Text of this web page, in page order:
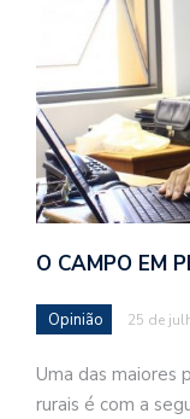
O CAMPO EM
Opinião 25 de
Uma das maiores
rurais é com a